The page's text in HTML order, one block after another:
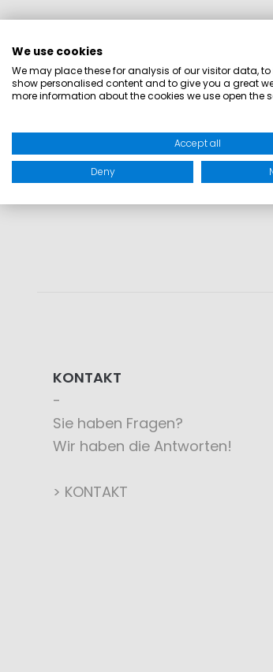
KONTAKT
Sie haben Fragen?
Wir haben die Antworten!
> KONTAKT
We use cookies
We may place these for analysis of our visitor data, to
show personalised content and to give you a great
more information about the cookies we use open the
Accept all
Deny